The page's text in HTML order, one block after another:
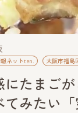
ネットten. 大阪市福島
にたまご
てみたい